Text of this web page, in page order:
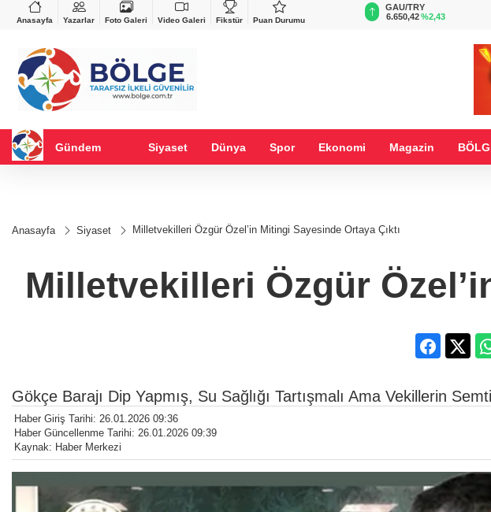
Anasayfa Yazarlar Foto Galeri Video Galeri Fikstür Puan Durumu
%-0,22
VND
0,0018
%0,24
GAU/TRY
6.650,42%2,43
BIST 100
13.779,39%-0,14
Gündem Siyaset Dünya Spor Ekonomi Magazin
Anasayfa Siyaset Milletvekilleri Özgür Özel’in Mitingi Sayesinde Ortaya Çıktı
Milletvekilleri Özgür
Gökçe Barajı Dip Yapmış, Su Sağlığı Tartışmalı Ama Vekillerin
Haber Giriş Tarihi: 26.01.2026 09:36
Haber Güncellenme Tarihi: 26.01.2026 09:39
Kaynak: Haber Merkezi